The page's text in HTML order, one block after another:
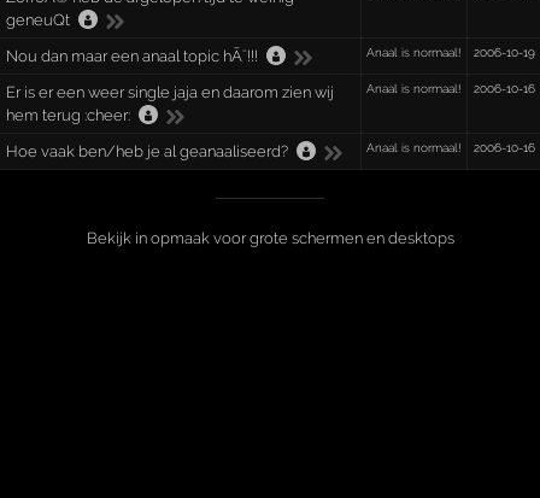
geneuQt
Nou dan maar een anaal topic hÃ¨!!! Anaal is normaal! 2006-10-19
Er is er een weer single jaja en daarom zien wij
hem terug :cheer:
Anaal is normaal! 2006-10-16
Hoe vaak ben/heb je al geanaaliseerd? Anaal is normaal! 2006-10-16
Bekijk in opmaak voor grote schermen en desktops